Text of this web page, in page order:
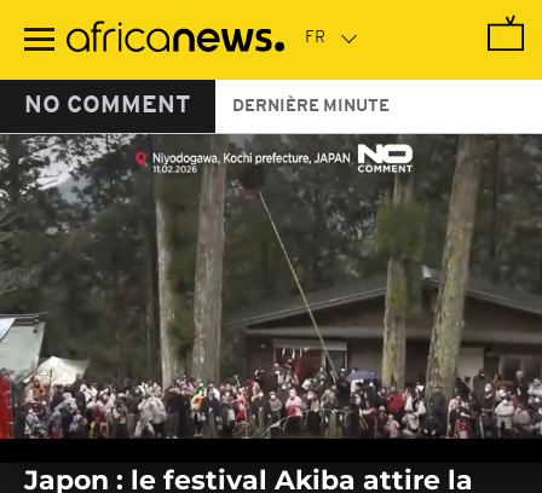
contenu
NO COMMENT DERNIÈRE MINUTE
seconds
Japon : le festival Akiba attire la